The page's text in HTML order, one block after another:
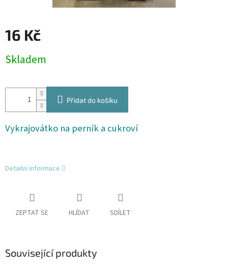
16 Kč
cena:
Skladem
Přidat do košíku
Vykrajovátko na perník a cukroví
Detailní informace
ZEPTAT SE HLÍDAT SDÍLET
Související produkty